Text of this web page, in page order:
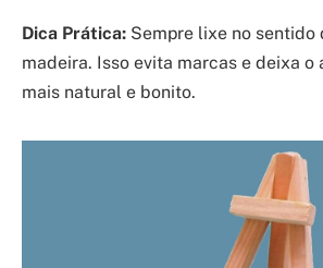
Dica Prática: Sempre lixe no sentido
madeira. Isso evita marcas e deixa o
mais natural e bonito.